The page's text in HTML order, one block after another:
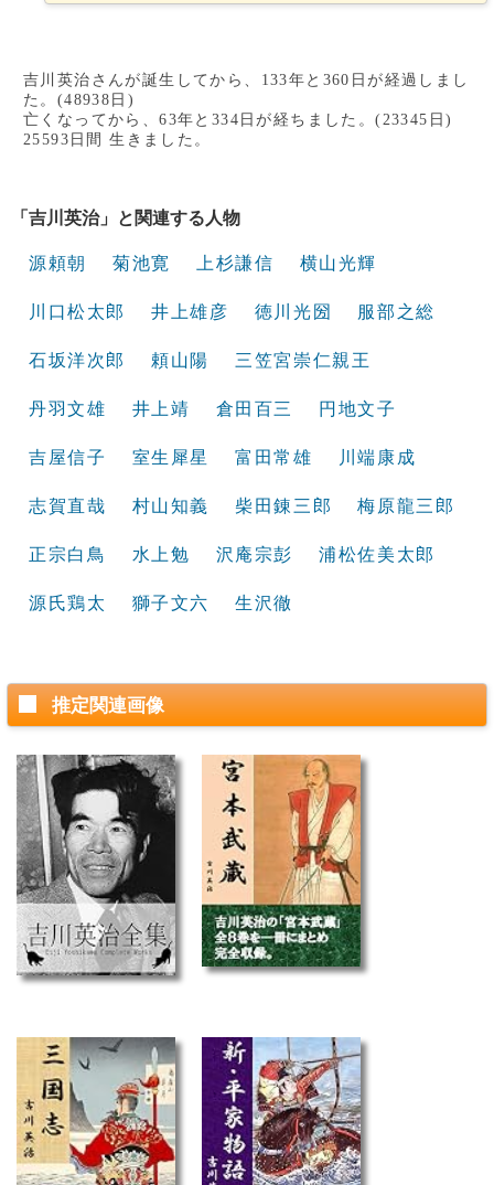
吉川英治さんが誕生してから、133年と360日が経過しまし
た。(48938日)
亡くなってから、63年と334日が経ちました。(23345日)
25593日間 生きました。
「吉川英治」と関連する人物
源頼朝 菊池寛 上杉謙信 横山光輝
川口松太郎 井上雄彦 徳川光圀 服部之総
石坂洋次郎 頼山陽 三笠宮崇仁親王
丹羽文雄 井上靖 倉田百三 円地文子
吉屋信子 室生犀星 富田常雄 川端康成
志賀直哉 村山知義 柴田錬三郎 梅原龍三郎
正宗白鳥 水上勉 沢庵宗彭 浦松佐美太郎
源氏鶏太 獅子文六 生沢徹
推定関連画像